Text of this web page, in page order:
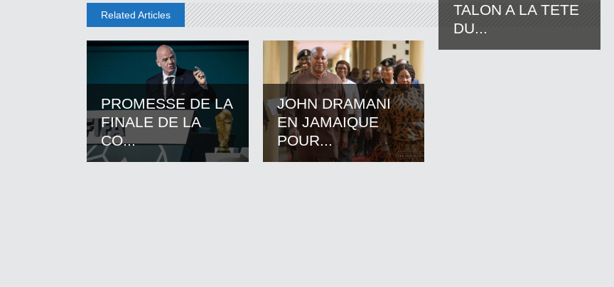
Related Articles
PROMESSE DE LA
FINALE DE LA
CO...
JOHN DRAMANI
EN JAMAIQUE
POUR...
TALON A LA TETE
DU...